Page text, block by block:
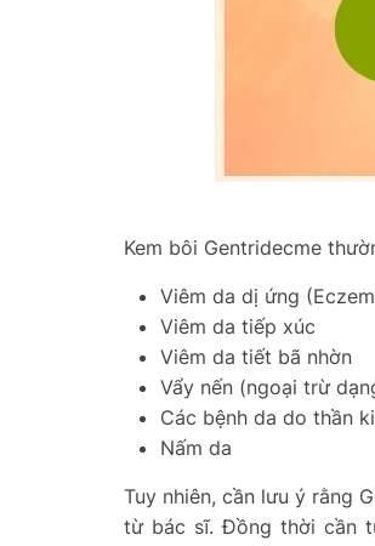
Kem bôi Gentridecme
Viêm da dị ứng
Viêm da tiếp xúc
Viêm da tiết bã nhờn
Vẩy nến (ngoại trừ
Các bệnh da do thần
Nấm da
Tuy nhiên, cần lưu ý rằng
từ bác sĩ. Đồng thời cần